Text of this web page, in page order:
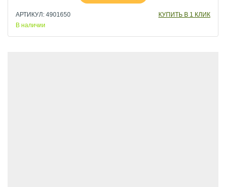
АРТИКУЛ: 4901650
КУПИТЬ В 1 КЛИК
В наличии